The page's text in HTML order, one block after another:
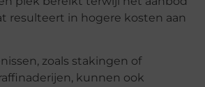
resulteert in hogere kosten aan
zoals stakingen of
kunnen ook